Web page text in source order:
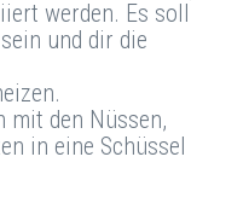
werden. Es soll
und dir die
mit den Nüssen,
in eine Schüssel